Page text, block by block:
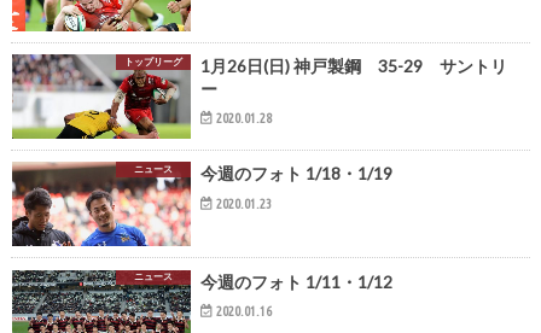
トップリーグ
1月26日(日) 神戸製鋼 35-29 サントリ
ー
2020.01.28
ニュース 今週のフォト 1/18・1/19
2020.01.23
ニュース 今週のフォト 1/11・1/12
2020.01.16